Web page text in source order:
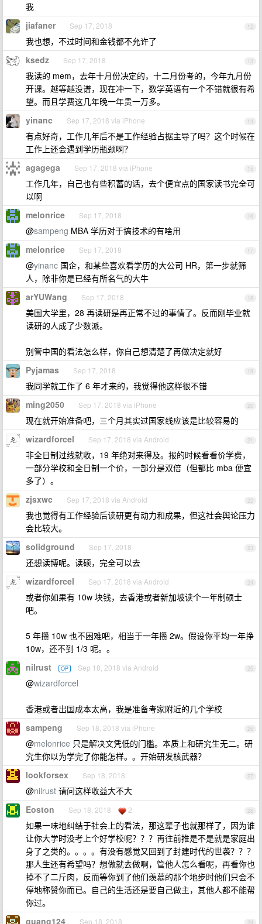
我
12
jiafaner Sep 17, 2018
我也想，不过时间和金钱都不允许了
13
ksedz Sep 17, 2018
我读的 mem，去年十月份决定的，十二月份考的，今年九月份
开课。越等越没谱，现在冲一下，数学英语有一个不错就很有希
望。而且学费这几年晚一年贵一万多。
14
yinanc Sep 17, 2018 via iPhone
有点好奇，工作几年后不是工作经验占据主导了吗？这个时候在
工作上还会遇到学历瓶颈啊？
15
agagega Sep 17, 2018 via iPhone
工作几年，自己也有些积蓄的话，去个便宜点的国家读书完全可
以啊
16
melonrice Sep 17, 2018
@sampeng MBA 学历对于搞技术的有啥用
17
melonrice Sep 17, 2018
@yinanc 国企，和某些喜欢看学历的大公司 HR，第一步就筛
人，除非你是已经有所名气的大牛
18
arYUWang Sep 17, 2018
美国大学里，28 再读研是再正常不过的事情了。反而刚毕业就
读研的人成了少数派。
别管中国的看法怎么样，你自己想清楚了再做决定就好
19
Pyjamas Sep 17, 2018
我同学就工作了 6 年才来的，我觉得他这样很不错
20
ming2050 Sep 17, 2018 via iPhone
现在就开始准备吧，三个月其实过国家线应该是比较容易的
21
wizardforcel Sep 17, 2018 via Android
非全日制过线就收，19 年绝对来得及。报的时候看看价学费，
一部分学校和全日制一个价，一部分是双倍（但都比 mba 便宜
多了）。
22
zjsxwc Sep 17, 2018 via Android
我也觉得有工作经验后读研更有动力和成果，但这社会舆论压力
会比较大。
23
solidground Sep 17, 2018
还想读博呢。读硕，完全可以去
24
wizardforcel Sep 17, 2018 via Android
或者你如果有 10w 块钱，去香港或者新加坡读个一年制硕士
吧。
5 年攒 10w 也不困难吧，相当于一年攒 2w。假设你平均一年挣
10w，还不到 1/3 呢。。
25
nilrust OP Sep 18, 2018 via Android
@wizardforcel
香港或者出国成本太高，我是准备考家附近的几个学校
26
sampeng Sep 18, 2018 via iPhone
@melonrice 只是解决文凭低的门槛。本质上和研究生无二。研
究生你以为学完了你能怎样。。开始研发核武器？
27
lookforsex Sep 18, 2018
@nilrust 请问这样收益大不大
28
Eoston Sep 18, 2018 2
如果一味地纠结于社会上的看法，那这辈子也就那样了，因为谁
让你大学时没考上个好学校呢？？？再往前推是不是就是家庭出
身了之类的。。。。有没有感觉又回到了封建时代的世袭？？？
那人生还有希望吗？想做就去做啊，管他人怎么看呢，再看你也
掉不了二斤肉，反而等你到了他们羡慕的那个地步时他们只会不
停地称赞你而已。自己的生活还是要自己做主，其他人都不能帮
你过。
guang124 Sep 18, 2018